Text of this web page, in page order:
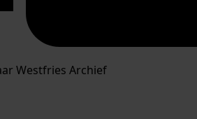
Westfries Archief